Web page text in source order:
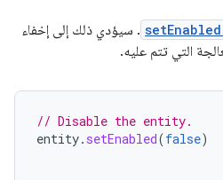
. سيؤدي ذلك إلى إخفاء
التي تتم عليه.
// Disable the entity.
entity. setEnabled(false)